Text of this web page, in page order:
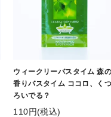
ウィークリーバスタイム 森の
香りバスタイム ココロ、くつ
ろいでる？
110円(税込)